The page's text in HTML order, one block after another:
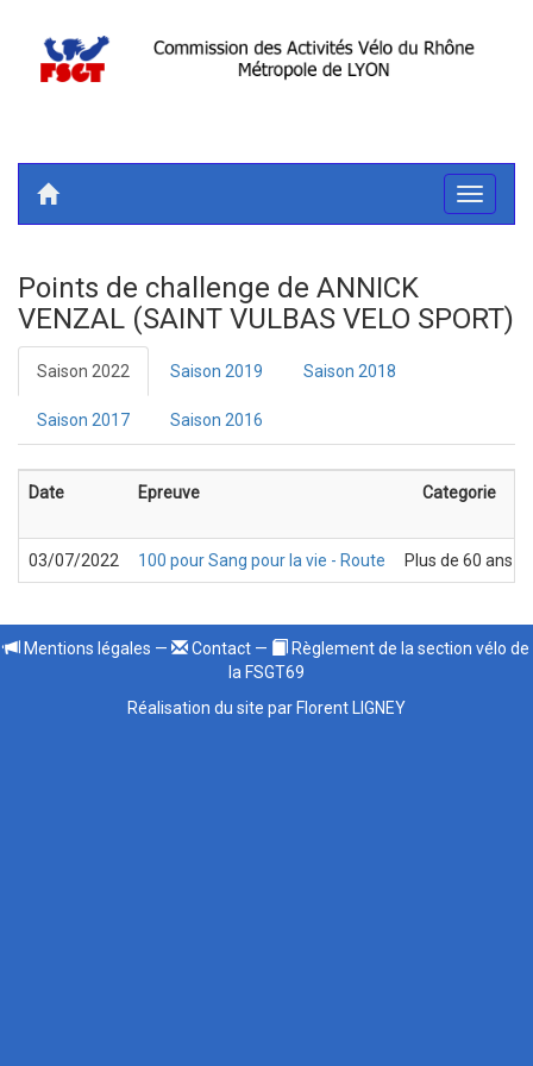
Toggle
Points de challenge de ANNICK
VENZAL (SAINT VULBAS VELO SPORT)
Saison 2022 Saison 2019 Saison 2018
Saison 2017 Saison 2016
Date Epreuve Categorie
03/07/2022 100 pour Sang pour la vie - Route Plus de 60 ans
Mentions légales — Contact —
Règlement de la section vélo de
la FSGT69
Réalisation du site par Florent LIGNEY